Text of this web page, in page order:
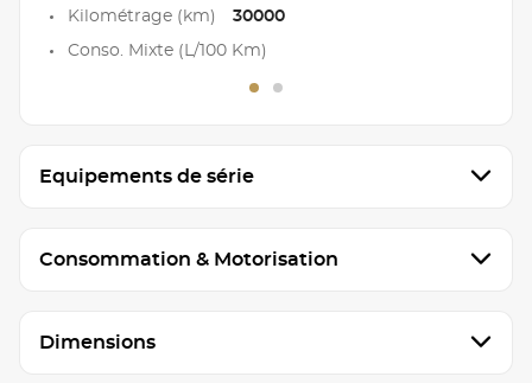
Kilométrage (km) 30000
Conso. Mixte (L/100 Km)
Equipements de série
Consommation & Motorisation
Dimensions